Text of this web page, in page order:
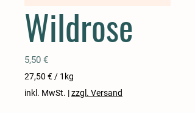
Wildrose
5,50 €Preis
27,50 € / 1kg
27,50 €
inkl. MwSt. |zzgl. Versand